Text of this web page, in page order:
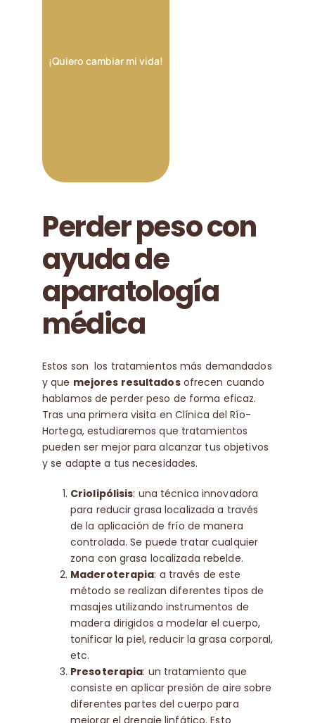
¡Quiero cambiar mi vida!
Perder peso con
ayuda de
aparatología
médica
Estos son los tratamientos más demandados
y que mejores resultadosofrecen cuando
hablamos de perder peso de forma eficaz.
Tras una primera visita en Clínica del Río-
Hortega, estudiaremos que tratamientos
pueden ser mejor para alcanzar tus objetivos
y se adapte a tus necesidades.
Criolipólisis: una técnica innovadora
para reducir grasa localizada a través
de la aplicación de frío de manera
controlada. Se puede tratar cualquier
zona con grasa localizada rebelde.
Maderoterapia: a través de este
método se realizan diferentes tipos de
masajes utilizando instrumentos de
madera dirigidos a modelar el cuerpo,
tonificar la piel, reducir la grasa corporal,
etc.
Presoterapia: un tratamiento que
consiste en aplicar presión de aire sobre
diferentes partes del cuerpo para